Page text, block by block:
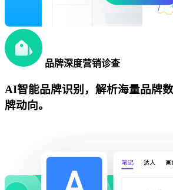
品牌深度营销诊查
AI智能品牌识别，解析海量品牌
牌动向。